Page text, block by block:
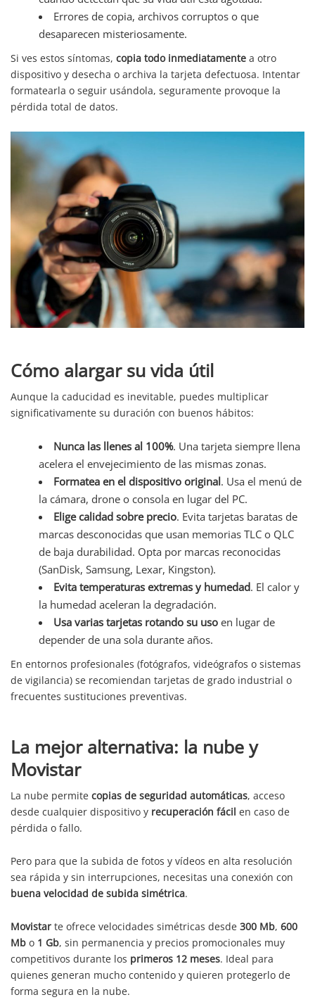
Errores de copia, archivos corruptos o que
desaparecen misteriosamente.
Si ves estos síntomas, copia todo inmediatamente a otro
dispositivo y desecha o archiva la tarjeta defectuosa. Intentar
formatearla o seguir usándola, seguramente provoque la
pérdida total de datos.
Cómo alargar su vida útil
Aunque la caducidad es inevitable, puedes multiplicar
significativamente su duración con buenos hábitos:
Nunca las llenes al 100%. Una tarjeta siempre llena
acelera el envejecimiento de las mismas zonas.
Formatea en el dispositivo original. Usa el menú de
la cámara, drone o consola en lugar del PC.
Elige calidad sobre precio. Evita tarjetas baratas de
marcas desconocidas que usan memorias TLC o QLC
de baja durabilidad. Opta por marcas reconocidas
(SanDisk, Samsung, Lexar, Kingston).
Evita temperaturas extremas y humedad. El calor y
la humedad aceleran la degradación.
Usa varias tarjetas rotando su uso en lugar de
depender de una sola durante años.
En entornos profesionales (fotógrafos, videógrafos o sistemas
de vigilancia) se recomiendan tarjetas de grado industrial o
frecuentes sustituciones preventivas.
La mejor alternativa: la nube y
Movistar
La nube permite copias de seguridad automáticas, acceso
desde cualquier dispositivo y recuperación fácil en caso de
pérdida o fallo.
Pero para que la subida de fotos y vídeos en alta resolución
sea rápida y sin interrupciones, necesitas una conexión con
buena velocidad de subida simétrica.
Movistar te ofrece velocidades simétricas desde 300 Mb, 600
Mb o 1 Gb, sin permanencia y precios promocionales muy
competitivos durante los primeros 12 meses. Ideal para
quienes generan mucho contenido y quieren protegerlo de
forma segura en la nube.